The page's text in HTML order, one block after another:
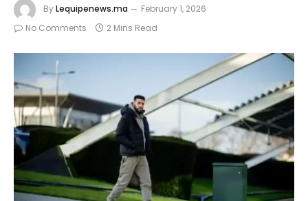
ByLequipenews.ma
February 1, 2026
No Comments
2 Mins Read